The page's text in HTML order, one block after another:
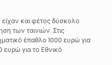
είχαν και φέτος δύσκολο
των ταινιών. Στις
έπαθλο 1000 ευρώ για
ευρώ για το Εθνικό